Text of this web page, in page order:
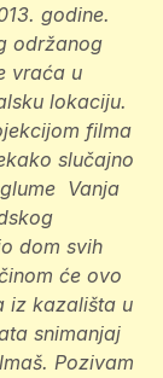
godine.
održanog
vraća u
lokaciju.
filma
slučajno
Vanja
dom svih
će ovo
iz kazališta u
snimanjaj
Pozivam